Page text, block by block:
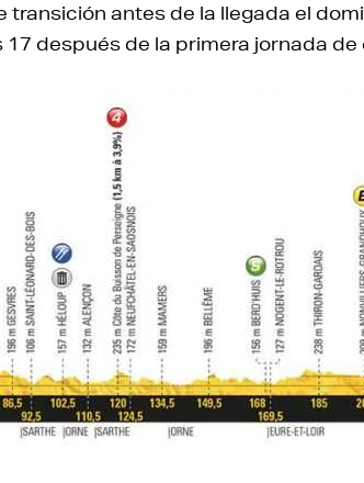
transición antes de la llegada el
después de la primera jornada de